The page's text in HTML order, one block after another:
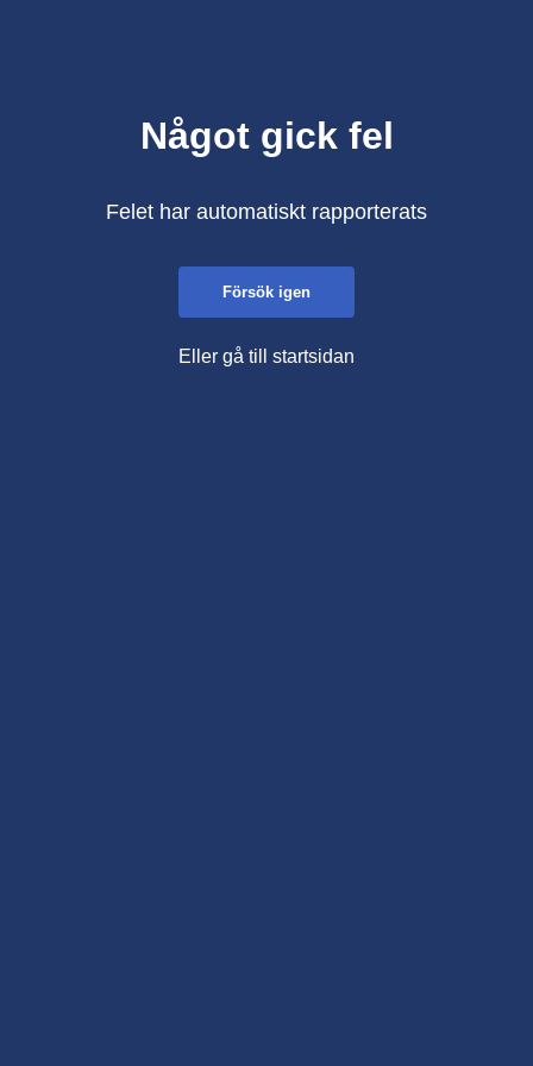
Något gick fel
Felet har automatiskt rapporterats
Försök igen
Eller gå till startsidan